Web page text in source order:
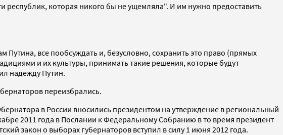
республик, которая никого бы не ущемляла". И им нужно предоставить
Путина, все пообсуждать и, безусловно, сохранить это право (прямых
и их культуры, принимать такие решения, которые будут
надежду Путин.
переизбрались.
в России вносились президентом на утверждение в региональный
2011 года в Послании к Федеральному Собранию в то время президент
закон о выборах губернаторов вступил в силу 1 июня 2012 года.